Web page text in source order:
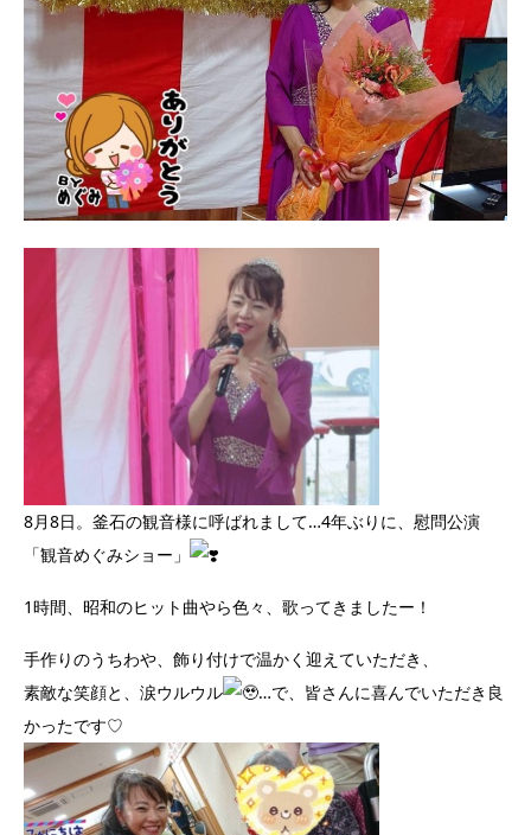
8月8日。釜石の観音様に呼ばれまして…4年ぶりに、慰問公演
「観音めぐみショー」
1時間、昭和のヒット曲やら色々、歌ってきましたー！
手作りのうちわや、飾り付けで温かく迎えていただき、
素敵な笑顔と、涙ウルウル
…で、皆さんに喜んでいただき良
かったです♡